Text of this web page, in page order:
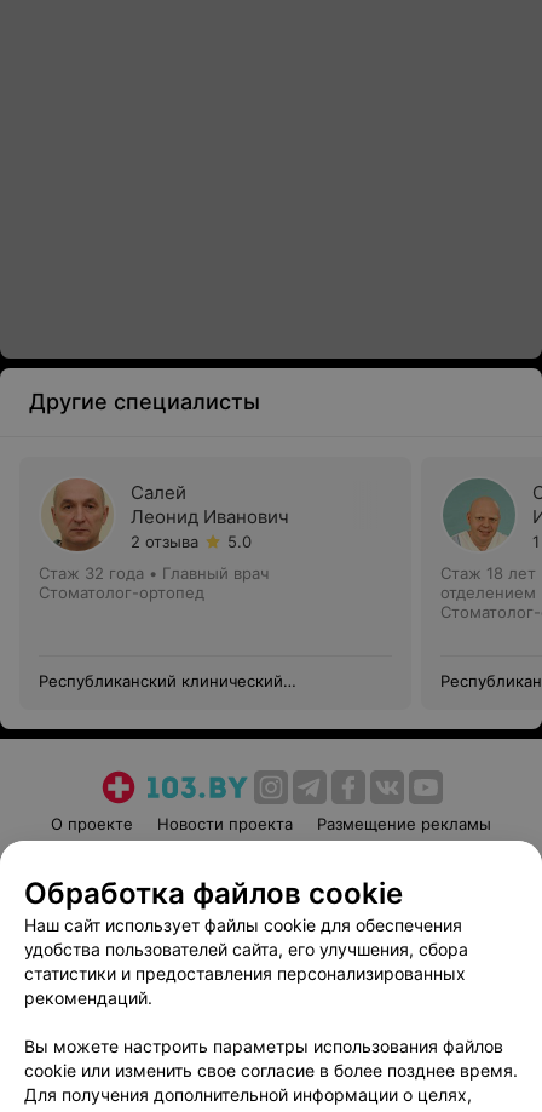
Другие специалисты
Салей
Леонид Иванович
2 отзыва
5.0
Стаж 32 года • Главный врач
Стоматолог-ортопед
Республиканский клинический
Стаж 18 лет
отделением
О проекте Новости проекта
Размещение рекламы
Пользовательское соглашение
Способы оплаты
Вакансии
Партнеры
Написать руководителю 103.by
Обработка персональных данных
Обработка файлов cookie
Наш сайт использует файлы cookie для обеспечения
удобства пользователей сайта, его улучшения, сбора
статистики и предоставления персонализированных
рекомендаций.
Вы можете настроить параметры использования файлов
cookie или изменить свое согласие в более позднее время.
Для получения дополнительной информации о целях,